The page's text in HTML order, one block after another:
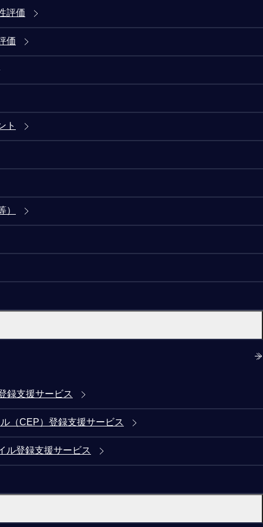
評価
価
ト
）
録支援サービス
（CEP）登録支援サービス
ル登録支援サービス